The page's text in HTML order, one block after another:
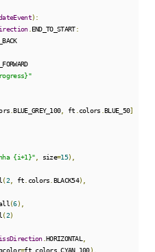
):
. END_TO_START:
.BLUE_GREY_100, ft colors .BLUE_50]
{i+1}" size=15),
(2 ft colors BLACK54),
(6),
(2)
.HORIZONTAL
=ft. colors .CYAN_100),